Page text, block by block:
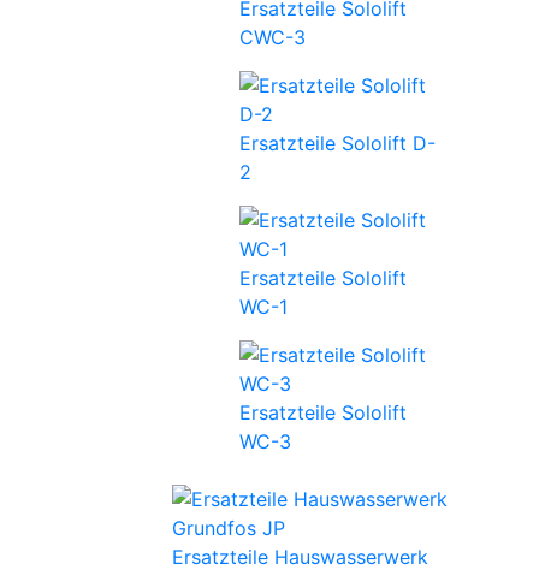
Ersatzteile Sololift
CWC-3
Ersatzteile Sololift D-
2
Ersatzteile Sololift
WC-1
Ersatzteile Sololift
WC-3
Ersatzteile Hauswasserwerk